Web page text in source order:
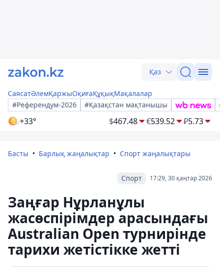
Қаз
СаясатӘлемҚаржыОқиғаҚұқықМақалалар
#Референдум-2026
#Қазақстан мақтанышы
+33° $467.48 €539.52 ₽5.73
Басты Барлық жаңалықтар Спорт жаңалықтары
17:29, 30 қаңтар 2026
Спорт
Заңғар Нұрланұлы
жасөспірімдер арасындағы
Australian Open турнирінде
тарихи жетістікке жетті